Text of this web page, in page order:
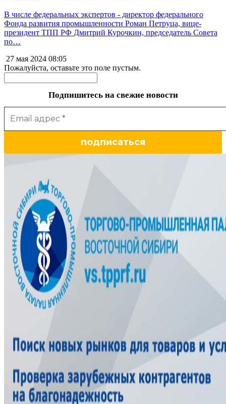
В числе федеральных экспертов - директор федерального
Фонда развития промышленности Роман Петруца, вице-
президент ТПП РФ Дмитрий Курочкин, председатель Совета
по…
27 мая 2024 08:05
Пожалуйста, оставьте это поле пустым.
Подпишитесь на свежие новости